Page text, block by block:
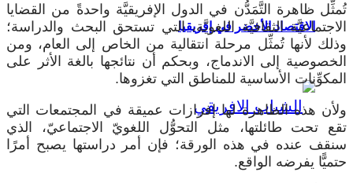
الاقتصاد الأخضر في إفريقيا
تُمثِّل ظاهرة التَّمَدُّن في الدول الإفريقيَّة واحدةً من القضايا
الاجتماعيَّة الثقافيَّة اللغويَّة، التي تستحق البحث والدراسة؛
وذلك لأنها تُمثِّل مرحلة انتقالية من الخاص إلى العام، ومن
الخصوصية إلى الاندماج، وبحكم أن نتائجها بالغة الأثر على
المكوِّنات الأساسية للمناطق التي تغزوها.
ولأن هذه الظاهرة لها إفرازات عميقة في المجتمعات التي
تقع تحت طائلتها، مثل التحوُّل اللغويّ الاجتماعيّ، الذي
سنقف عنده في هذه الورقة؛ فإن أمر دراستها يصبح أمرًا
حتميًّا يفرضه الواقع.